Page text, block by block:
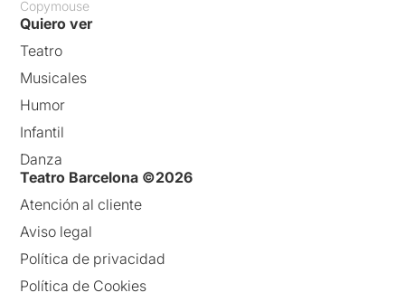
Copymouse
Quiero ver
Teatro
Musicales
Humor
Infantil
Danza
Teatro Barcelona ©2026
Atención al cliente
Aviso legal
Política de privacidad
Política de Cookies